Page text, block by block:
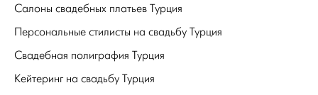
Салоны свадебных платьев Турция
Персональные стилисты на свадьбу Турция
Свадебная полиграфия Турция
Кейтеринг на свадьбу Турция